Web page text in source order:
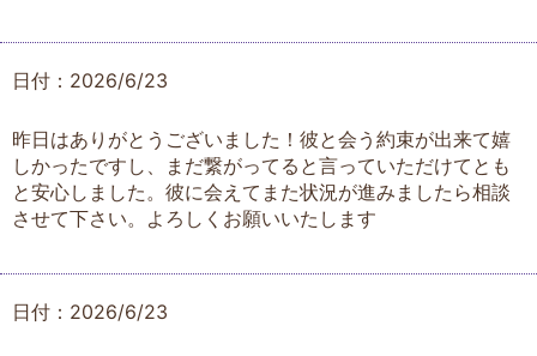
日付：2026/6/23
昨日はありがとうございました！彼と会う約束が出来て嬉
しかったですし、まだ繋がってると言っていただけてとも
と安心しました。彼に会えてまた状況が進みましたら相談
させて下さい。よろしくお願いいたします
日付：2026/6/23